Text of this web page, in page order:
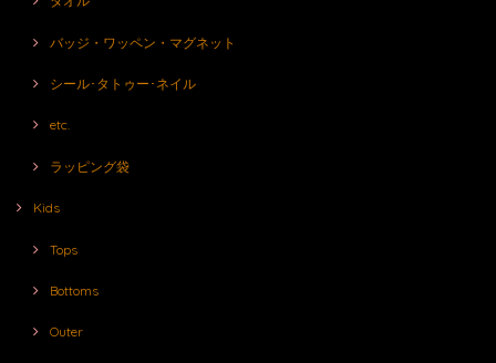
バッジ・ワッペン・マグネット
シール･タトゥー･ネイル
etc.
ラッピング袋
Kids
Tops
Bottoms
Outer